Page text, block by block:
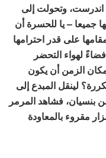
اندرست، وتحولت إلى
جميعا – يا للحسرة أن
على قدر احترامها
لهواء التحضر
الزمن أن يكون
لينقل المبدع إلى
بنسيان، فشاهد المرمر
مقروء بالمعاودة